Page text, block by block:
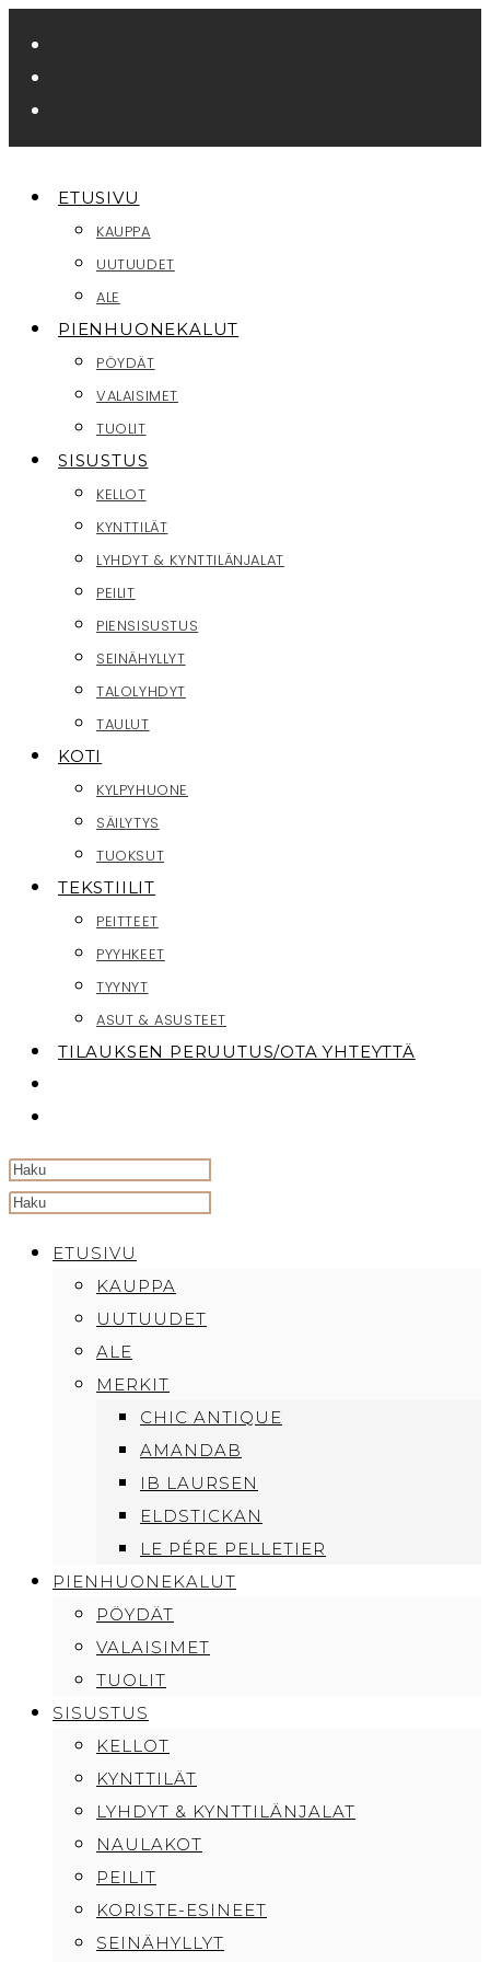
suoraan
sisältöön
ETUSIVU
KAUPPA
UUTUUDET
ALE
PIENHUONEKALUT
PÖYDÄT
VALAISIMET
TUOLIT
SISUSTUS
KELLOT
KYNTTILÄT
LYHDYT & KYNTTILÄNJALAT
PEILIT
PIENSISUSTUS
SEINÄHYLLYT
TALOLYHDYT
TAULUT
KOTI
KYLPYHUONE
SÄILYTYS
TUOKSUT
TEKSTIILIT
PEITTEET
PYYHKEET
TYYNYT
ASUT & ASUSTEET
TILAUKSEN PERUUTUS/OTA YHTEYTTÄ
Search
websiteETUSIVU
KAUPPA
UUTUUDET
ALE
MERKIT
CHIC ANTIQUE
AMANDAB
IB LAURSEN
ELDSTICKAN
LE PÉRE PELLETIER
PIENHUONEKALUT
PÖYDÄT
VALAISIMET
TUOLIT
SISUSTUS
KELLOT
KYNTTILÄT
LYHDYT & KYNTTILÄNJALAT
NAULAKOT
PEILIT
KORISTE-ESINEET
SEINÄHYLLYT